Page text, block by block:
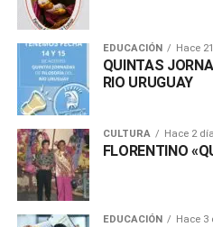
EDUCACIÓN Hace
QUINTAS
RIO URUGUAY
CULTURA Hace 2
FLORENTINO
EDUCACIÓN Hace 3